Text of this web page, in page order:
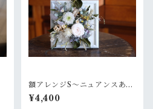
額アレンジS〜ニュアンスある
白グリーン
¥4,400